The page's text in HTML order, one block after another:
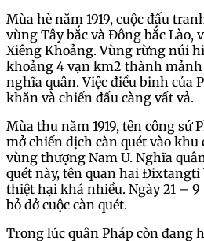
Mùa hè năm 1919, cuộc đấu
vùng Tây bắc và Đông bắc Lào,
Xiêng Khoảng. Vùng rừng núi
khoảng 4 vạn km2 thành mảnh
nghĩa quân. Việc điều binh của
khăn và chiến đấu càng vất vả.
Mùa thu năm 1919, tên công sứ
mở chiến dịch càn quét vào khu
vùng thượng Nam U. Nghĩa
quét này, tên quan hai
thiệt hại khá nhiều. Ngày 21 – 9
bỏ dở cuộc càn quét.
Trong lúc quân Pháp còn đang